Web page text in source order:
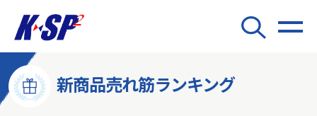
新商品売れ筋ランキング